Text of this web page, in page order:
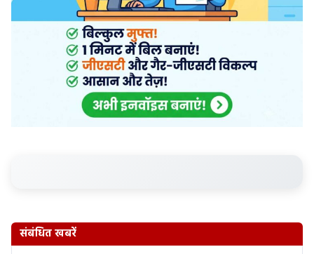
संबंधित खबरें